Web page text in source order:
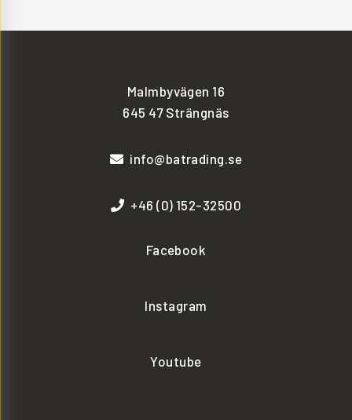
Malmbyvägen 16
645 47 Strängnäs
info@batrading.se
+46 (0) 152-32500
Facebook
Instagram
Youtube